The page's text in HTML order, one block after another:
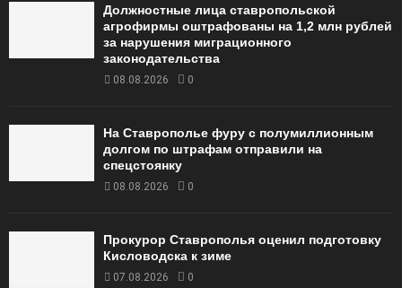
Должностные лица ставропольской
агрофирмы оштрафованы на 1,2 млн рублей
за нарушения миграционного
законодательства
08.08.2026 0
На Ставрополье фуру с полумиллионным
долгом по штрафам отправили на
спецстоянку
08.08.2026 0
Прокурор Ставрополья оценил подготовку
Кисловодска к зиме
07.08.2026 0